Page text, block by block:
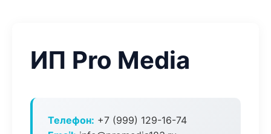
ИП Pro Media
Телефон: +7 (999) 129-16-74